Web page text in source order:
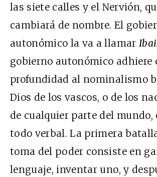
las siete calles y el Nervión,
cambiará de nombre. El
autonómico la va a llamar
gobierno autonómico adhiere
profundidad al nominalismo
Dios de los vascos, o de los
de cualquier parte del mundo,
todo verbal. La primera
toma del poder consiste en
lenguaje, inventar uno, y